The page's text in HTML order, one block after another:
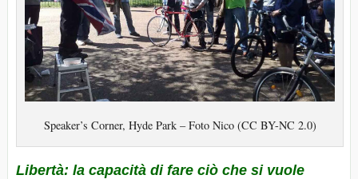
Speaker’s Corner, Hyde Park – Foto Nico (CC BY-NC 2.0)
Libertà: la capacità di fare ciò che si vuole